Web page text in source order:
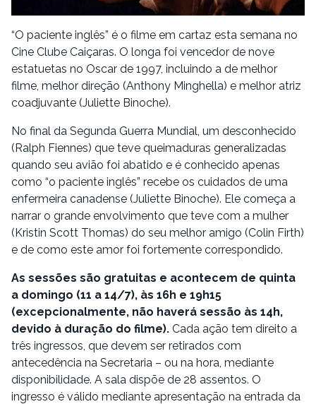
“O paciente inglês” é o filme em cartaz esta semana no
Cine Clube Caiçaras. O longa foi vencedor de nove
estatuetas no Oscar de 1997, incluindo a de melhor
filme, melhor direção (Anthony Minghella) e melhor atriz
coadjuvante (Juliette Binoche).
No final da Segunda Guerra Mundial, um desconhecido
(Ralph Fiennes) que teve queimaduras generalizadas
quando seu avião foi abatido e é conhecido apenas
como “o paciente inglês” recebe os cuidados de uma
enfermeira canadense (Juliette Binoche). Ele começa a
narrar o grande envolvimento que teve com a mulher
(Kristin Scott Thomas) do seu melhor amigo (Colin Firth)
e de como este amor foi fortemente correspondido.
As sessões são gratuitas e acontecem de quinta
a domingo (11 a 14/7), às 16h e 19h15
(excepcionalmente, não haverá sessão às 14h,
devido à duração do filme). Cada ação tem direito a
três ingressos, que devem ser retirados com
antecedência na Secretaria – ou na hora, mediante
disponibilidade. A sala dispõe de 28 assentos. O
ingresso é válido mediante apresentação na entrada da